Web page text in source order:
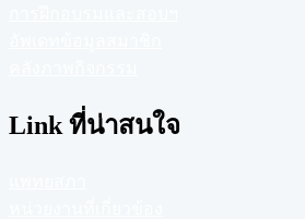
Link ที่น่าสนใจ